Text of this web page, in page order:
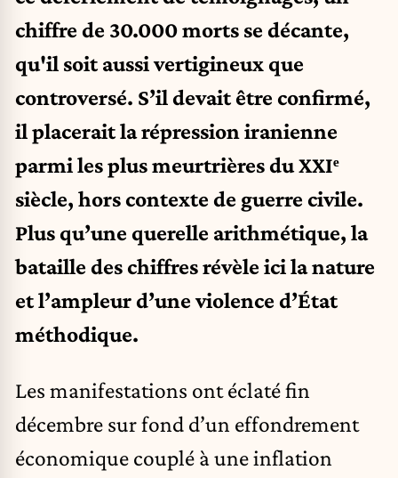
chiffre de 30.000 morts se décante,
qu'il soit aussi vertigineux que
controversé. S’il devait être confirmé,
il placerait la répression iranienne
parmi les plus meurtrières du XXIᵉ
siècle, hors contexte de guerre civile.
Plus qu’une querelle arithmétique, la
bataille des chiffres révèle ici la nature
et l’ampleur d’une violence d’État
méthodique.
Les manifestations ont éclaté fin
décembre sur fond d’un effondrement
économique couplé à une inflation